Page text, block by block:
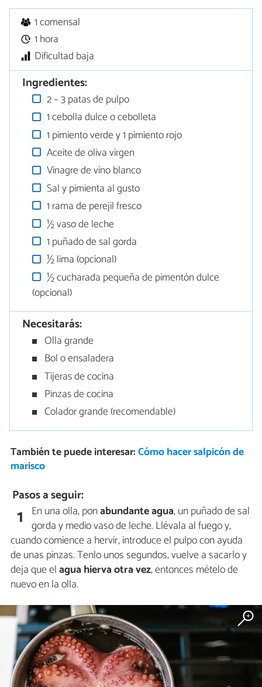
1 comensal
1 hora
Dificultad baja
Ingredientes:
2 – 3 patas de pulpo
1 cebolla dulce o cebolleta
1 pimiento verde y 1 pimiento rojo
Aceite de oliva virgen
Vinagre de vino blanco
Sal y pimienta al gusto
1 rama de perejil fresco
½ vaso de leche
1 puñado de sal gorda
½ lima (opcional)
½ cucharada pequeña de pimentón dulce
(opcional)
Necesitarás:
Olla grande
Bol o ensaladera
Tijeras de cocina
Pinzas de cocina
Colador grande (recomendable)
También te puede interesar:Cómo hacer salpicón de
marisco
Pasos a seguir:
1 En una olla, ponabundante agua, un puñado de sal
gorda y medio vaso de leche. Llévala al fuego y,
cuando comience a hervir, introduce el pulpo con ayuda
de unas pinzas. Tenlo unos segundos, vuelve a sacarlo y
deja que elagua hierva otra vez, entonces mételo de
nuevo en la olla.